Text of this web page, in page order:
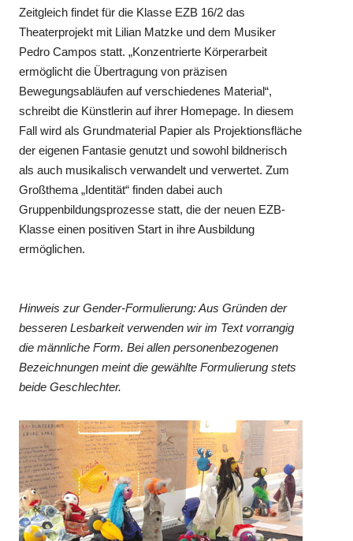
Zeitgleich findet für die Klasse EZB 16/2 das
Theaterprojekt mit Lilian Matzke und dem Musiker
Pedro Campos statt. „Konzentrierte Körperarbeit
ermöglicht die Übertragung von präzisen
Bewegungsabläufen auf verschiedenes Material“,
schreibt die Künstlerin auf ihrer Homepage. In diesem
Fall wird als Grundmaterial Papier als Projektionsfläche
der eigenen Fantasie genutzt und sowohl bildnerisch
als auch musikalisch verwandelt und verwertet. Zum
Großthema „Identität“ finden dabei auch
Gruppenbildungsprozesse statt, die der neuen EZB-
Klasse einen positiven Start in ihre Ausbildung
ermöglichen.
Hinweis zur Gender-Formulierung: Aus Gründen der
besseren Lesbarkeit verwenden wir im Text vorrangig
die männliche Form. Bei allen personenbezogenen
Bezeichnungen meint die gewählte Formulierung stets
beide Geschlechter.